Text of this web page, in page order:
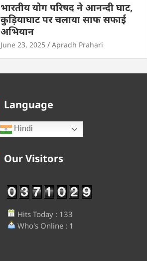
भारतीय योग परिषद ने आनन्दी घाट,
कुड़ियाघाट पर चलाया साफ सफाई
अभियान
June 23, 2025 Apradh Prahari
Language
Hindi
Our Visitors
Hits Today : 133
Who's Online : 1